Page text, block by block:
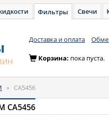
Фильтры Свечи
Доставка и оплата
Корзина: пока пуста.
» CA5456
CA5456